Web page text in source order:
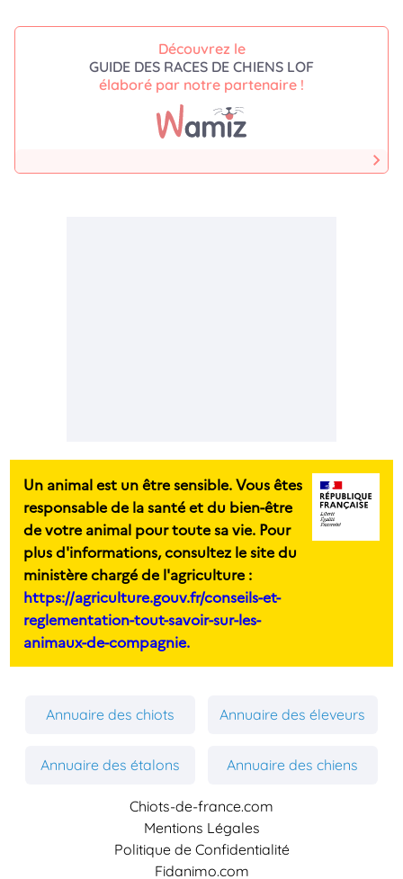
Découvrez le
GUIDE DES RACES DE CHIENS LOF
élaboré par notre partenaire !
Un animal est un être sensible. Vous êtes
responsable de la santé et du bien-être
de votre animal pour toute sa vie. Pour
plus d'informations, consultez le site du
ministère chargé de l'agriculture :
https://agriculture.gouv.fr/conseils-et-
reglementation-tout-savoir-sur-les-
animaux-de-compagnie.
Annuaire des chiots Annuaire des éleveurs
Annuaire des étalons Annuaire des chiens
Chiots-de-france.com
Mentions Légales
Politique de Confidentialité
Fidanimo.com